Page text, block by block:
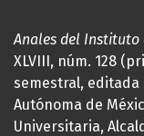
Anales del Instituto
XLVIII, núm. 128
semestral,
Autónoma de
Universitaria,